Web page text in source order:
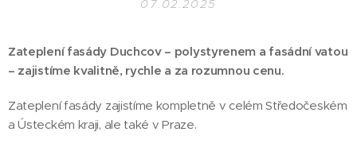
07.02.2025
Zateplení fasády Duchcov – polystyrenem a fasádní vatou
– zajistíme kvalitně, rychle a za rozumnou cenu.
Zateplení fasády zajistíme kompletně v celém Středočeském
a Ústeckém kraji, ale také v Praze.